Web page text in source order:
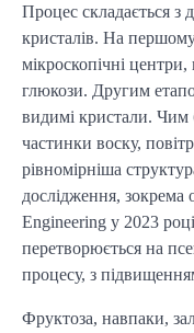
Процес складається з
кристалів. На
мікроскопічні
глюкози. Другим
видимі кристали. Чим
частинки воску,
рівномірніша
дослідження, зокрема
Engineering у 2023
перетворюється на
процесу, з
Фруктоза, навпаки,